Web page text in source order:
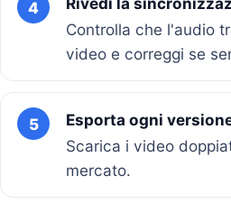
4
Controlla che l'audio
video e correggi se
5
Esporta ogni
Scarica i video
mercato.